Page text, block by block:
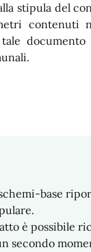
stipula del
contenuti
base
è possibile
secondo